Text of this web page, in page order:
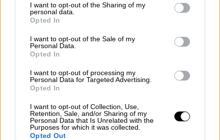
not limited to your visit or usage behaviour. You may click to
grant or deny consent to Google and its third-party tags to
use your data for below specified purposes in below Google
consent section.
I want to opt-out of the Sharing of my
personal data.
Opted In
I want to opt-out of the Sale of my
Personal Data.
Opted In
I want to opt-out of processing my
Personal Data for Targeted Advertising.
Opted In
I want to opt-out of Collection, Use,
Retention, Sale, and/or Sharing of my
Personal Data that Is Unrelated with the
Purposes for which it was collected.
Opted Out
οποίων η Ιαπωνία, η Νότια Κορέα, ο Καναδάς
και η Βραζιλία, κ
δασμούς της τάξης του 50% στον
εισαγόμενο χαλκό.